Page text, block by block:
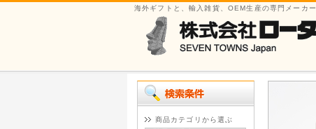
海外ギフトと、輸入雑貨、OEM生産の専門メーカー
商品カテゴリから選ぶ